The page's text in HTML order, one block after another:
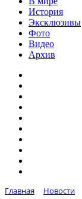
История
Эксклюзивы
Фото
Видео
Архив
Главная
Новости